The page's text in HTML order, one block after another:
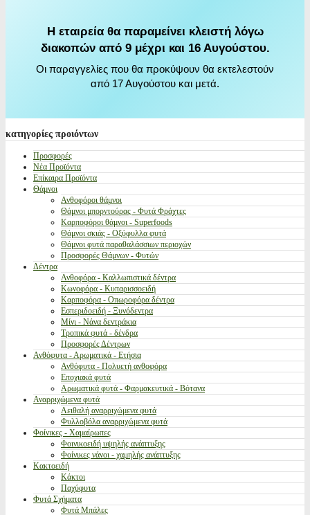
Η εταιρεία θα παραμείνει κλειστή λόγω
διακοπών από 9 μέχρι και 16 Αυγούστου.
Οι παραγγελίες που θα προκύψουν θα εκτελεστούν
από 17 Αυγούστου και μετά.
κατηγορίες προιόντων
Προσφορές
Νέα Προϊόντα
Επίκαιρα Προϊόντα
Θάμνοι
Ανθοφόροι θάμνοι
Θάμνοι μπορντούρας - Φυτά Φράχτες
Καρποφόροι θάμνοι - Superfoods
Θάμνοι σκιάς - Οξύφυλλα φυτά
Θάμνοι φυτά παραθαλάσσιων περιοχών
Προσφορές Θάμνων - Φυτών
Δέντρα
Ανθοφόρα - Καλλωπιστικά δέντρα
Κωνοφόρα - Κυπαρισσοειδή
Καρποφόρα - Οπωροφόρα δέντρα
Εσπεριδοειδή - Ξυνόδεντρα
Μίνι - Νάνα δεντράκια
Τροπικά φυτά - δένδρα
Προσφορές Δέντρων
Ανθόφυτα - Αρωματικά - Ετήσια
Ανθόφυτα - Πολυετή ανθοφόρα
Εποχιακά φυτά
Αρωματικά φυτά - Φαρμακευτικά - Βότανα
Αναρριχώμενα φυτά
Αειθαλή αναρριχώμενα φυτά
Φυλλοβόλα αναρριχώμενα φυτά
Φοίνικες - Χαμαίρωπες
Φοινικοειδή υψηλής ανάπτυξης
Φοίνικες νάνοι - χαμηλής ανάπτυξης
Κακτοειδή
Κάκτοι
Παχύφυτα
Φυτά Σχήματα
Φυτά Μπάλες